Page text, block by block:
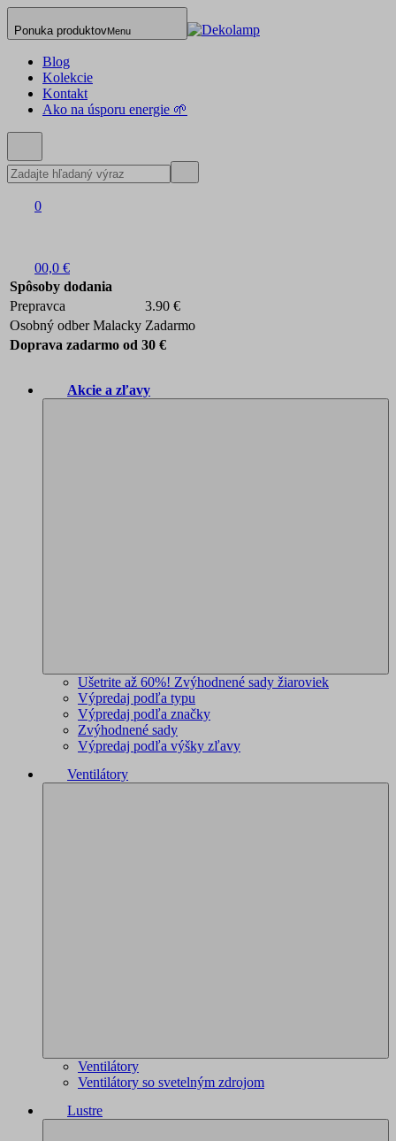
Ponuka produktovMenu
Blog
Kolekcie
Kontakt
Ako na úsporu energie 🌱
0
00,0 €
Spôsoby dodania
Prepravca
3.90 €
Osobný odber Malacky Zadarmo
Doprava zadarmo od 30 €
Akcie a zľavy
Ušetrite až 60%! Zvýhodnené sady žiaroviek
Výpredaj podľa typu
Výpredaj podľa značky
Zvýhodnené sady
Výpredaj podľa výšky zľavy
Ventilátory
Ventilátory
Ventilátory so svetelným zdrojom
Lustre